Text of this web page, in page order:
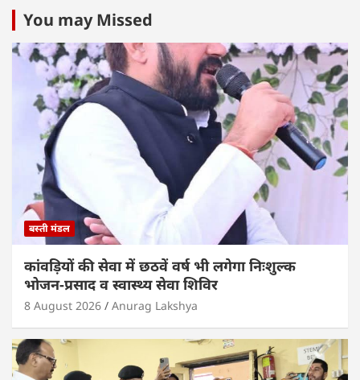
s
A
p
p
e
b
o
o
er e
dI
n
You may Missed
बस्ती मंडल
कांवड़ियों की सेवा में छठवें वर्ष भी लगेगा निःशुल्क
भोजन-प्रसाद व स्वास्थ्य सेवा शिविर
8 August 2026 Anurag Lakshya